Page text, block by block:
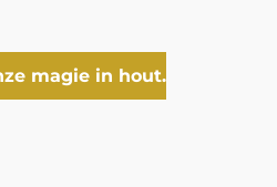
magie in hout.